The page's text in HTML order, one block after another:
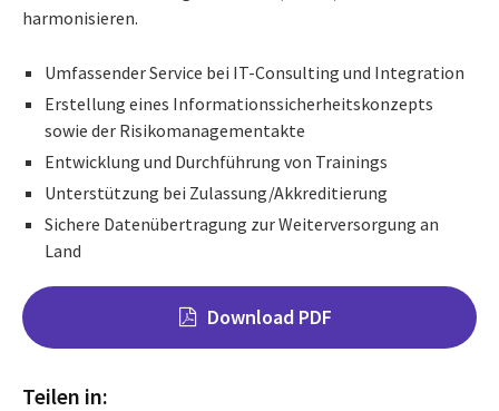
harmonisieren.
Umfassender Service bei IT-Consulting und Integration
Erstellung eines Informationssicherheitskonzepts
sowie der Risikomanagementakte
Entwicklung und Durchführung von Trainings
Unterstützung bei Zulassung/Akkreditierung
Sichere Datenübertragung zur Weiterversorgung an
Land
Download PDF
Teilen in: